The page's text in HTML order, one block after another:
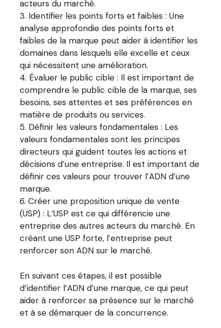
acteurs du marché.
Identifier les points forts et faibles : Une
analyse approfondie des points forts et
faibles de la marque peut aider à identifier les
domaines dans lesquels elle excelle et ceux
qui nécessitent une amélioration.
Évaluer le public cible : Il est important de
comprendre le public cible de la marque, ses
besoins, ses attentes et ses préférences en
matière de produits ou services.
Définir les valeurs fondamentales : Les
valeurs fondamentales sont les principes
directeurs qui guident toutes les actions et
décisions d’une entreprise. Il est important de
définir ces valeurs pour trouver l’ADN d’une
marque.
Créer une proposition unique de vente
(USP) : L’USP est ce qui différencie une
entreprise des autres acteurs du marché. En
créant une USP forte, l’entreprise peut
renforcer son ADN sur le marché.
En suivant ces étapes, il est possible
d’identifier l’ADN d’une marque, ce qui peut
aider à renforcer sa présence sur le marché
et à se démarquer de la concurrence.